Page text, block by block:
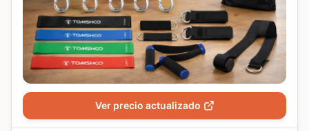
Ver precio actualizado